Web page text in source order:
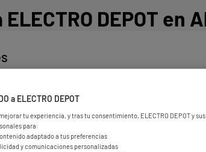
DEPOT en
a ELECTRO DEPOT
tu experiencia, y tras tu consentimiento, ELECTRO DEPOT y
para:
adaptado a tus preferencias
y comunicaciones personalizadas